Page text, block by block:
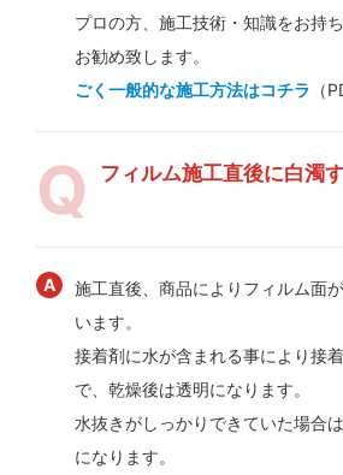
プロの方、施工技術・知識をお持
お勧め致します。
ごく一般的な施工方法はコチラ （
フィルム施工直後に白濁
施工直後、商品によりフィルム面
います。
接着剤に水が含まれる事により接
で、乾燥後は透明になります。
水抜きがしっかりできていた場合
になります。